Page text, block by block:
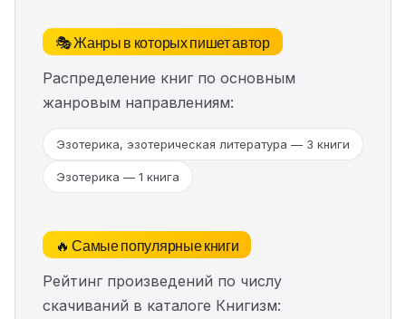
🎭 Жанры в которых пишет автор
Распределение книг по основным
жанровым направлениям:
Эзотерика, эзотерическая литература — 3 книги
Эзотерика — 1 книга
🔥 Самые популярные книги
Рейтинг произведений по числу
скачиваний в каталоге Книгизм: